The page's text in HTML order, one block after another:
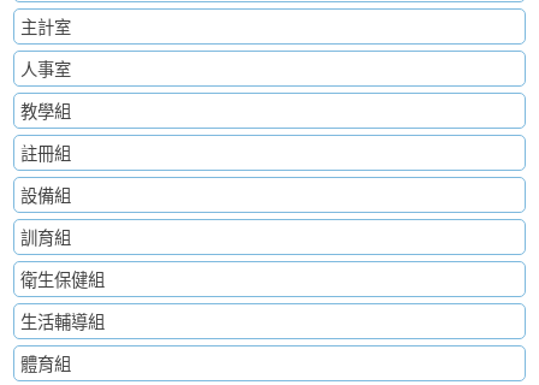
主計室
人事室
教學組
註冊組
設備組
訓育組
衛生保健組
生活輔導組
體育組